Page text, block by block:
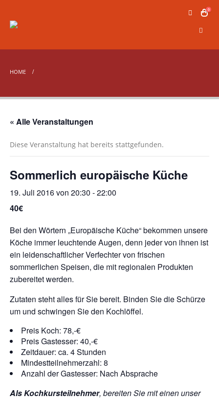
0
HOME
« Alle Veranstaltungen
Diese Veranstaltung hat bereits stattgefunden.
Sommerlich europäische Küche
19. Juli 2016 von 20:30 -22:00
40€
Bei den Wörtern „Europäische Küche“ bekommen unsere
Köche immer leuchtende Augen, denn jeder von ihnen ist
ein leidenschaftlicher Verfechter von frischen
sommerlichen Speisen, die mit regionalen Produkten
zubereitet werden.
Zutaten steht alles für Sie bereit. Binden Sie die Schürze
um und schwingen Sie den Kochlöffel.
Preis Koch: 78,-€
Preis Gastesser: 40,-€
Zeitdauer: ca. 4 Stunden
Mindestteilnehmerzahl: 8
Anzahl der Gastesser: Nach Absprache
Als Kochkursteilnehmer, bereiten Sie mit einen unser